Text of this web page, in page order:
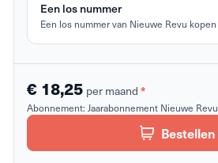
Een los nummer
Een los nummer van Nieuwe Revu kopen
€ 18,25 per maand *
Abonnement: Jaarabonnement Nieuwe Revu
Bestellen